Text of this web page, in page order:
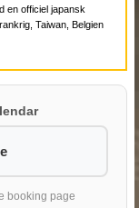
en officiel japansk
Taiwan, Belgien
booking page